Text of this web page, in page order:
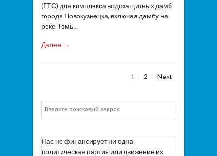
(ГТС) для комплекса водозащитных дамб
города Новокузнецка, включая дамбу на
реке Томь…
Далее →
записей
Page
1 Page
2 Next
Нас не финансирует ни одна
политическая партия или движение из